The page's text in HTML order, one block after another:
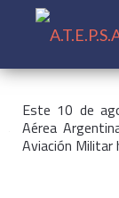
Este 10 de
Aérea
Aviación Militar